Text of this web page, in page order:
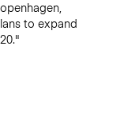
to expand